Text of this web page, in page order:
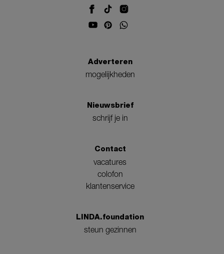
Adverteren
mogelijkheden
Nieuwsbrief
schrijf je in
Contact
vacatures
colofon
klantenservice
LINDA.foundation
steun gezinnen